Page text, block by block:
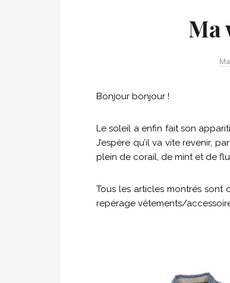
Ma
Bonjour bonjour !
Le soleil a enfin fait son
J’espère qu’il va vite revenir,
plein de corail, de mint et de
Tous les articles montrés sont
repérage vêtements/